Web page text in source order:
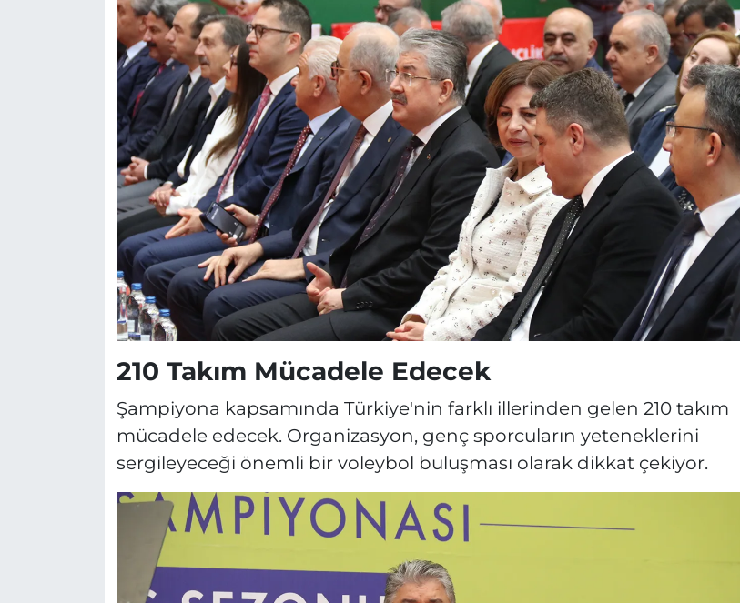
210 Takım Mücadele Edecek
Şampiyona kapsamında Türkiye'nin farklı illerinden gelen 210 takım
mücadele edecek. Organizasyon, genç sporcuların yeteneklerini
sergileyeceği önemli bir voleybol buluşması olarak dikkat çekiyor.